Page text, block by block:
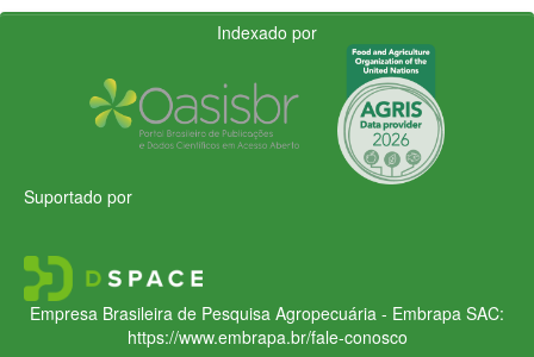
Indexado por
Suportado por
Empresa Brasileira de Pesquisa Agropecuária - Embrapa SAC:
https://www.embrapa.br/fale-conosco